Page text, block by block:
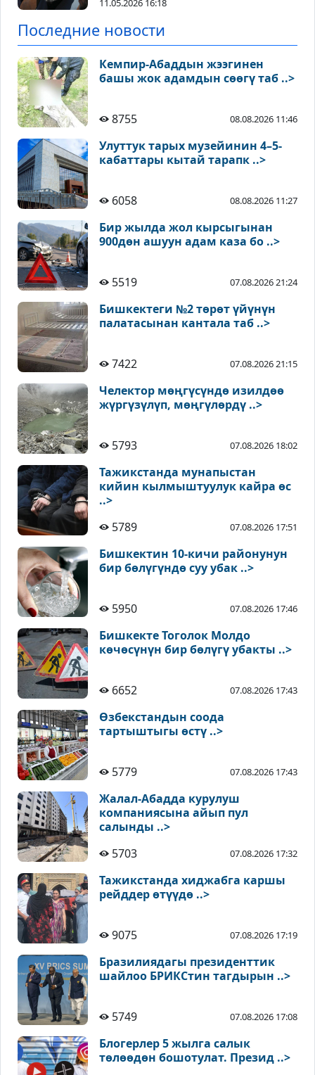
11.05.2026 16:18
Последние новости
Кемпир-Абаддын жээгинен
башы жок адамдын сөөгү таб ..>
8755 08.08.2026 11:46
Улуттук тарых музейинин 4–5-
кабаттары кытай тарапк ..>
6058 08.08.2026 11:27
Бир жылда жол кырсыгынан
900дөн ашуун адам каза бо ..>
5519 07.08.2026 21:24
Бишкектеги №2 төрөт үйүнүн
палатасынан кантала таб ..>
7422 07.08.2026 21:15
Челектор мөңгүсүндө изилдөө
жүргүзүлүп, мөңгүлөрдү ..>
5793 07.08.2026 18:02
Тажикстанда мунапыстан
кийин кылмыштуулук кайра өс
..>
5789
07.08.2026 17:51
Бишкектин 10-кичи районунун
бир бөлүгүндө суу убак ..>
5950 07.08.2026 17:46
Бишкекте Тоголок Молдо
көчөсүнүн бир бөлүгү убакты ..>
6652 07.08.2026 17:43
Өзбекстандын соода
тартыштыгы өстү ..>
5779 07.08.2026 17:43
Жалал-Абадда курулуш
компаниясына айып пул
салынды ..>
5703
07.08.2026 17:32
Тажикстанда хиджабга каршы
рейддер өтүүдө ..>
9075 07.08.2026 17:19
Бразилиядагы президенттик
шайлоо БРИКСтин тагдырын ..>
5749 07.08.2026 17:08
Блогерлер 5 жылга салык
төлөөдөн бошотулат. Презид ..>